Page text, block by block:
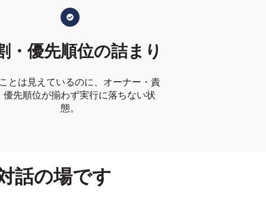
・優先順位の詰まり
とは見えているのに、オーナー・責
優先順位が揃わず実行に落ちない状
態。
話の場です